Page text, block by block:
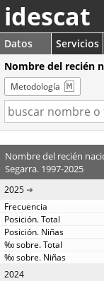
idescat
Datos Servicios
Nombre del recién
Metodología
Nombre del recién
Segarra. 1997-2025
2025
2024